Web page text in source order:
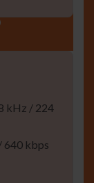
kHz / 224
640 kbps